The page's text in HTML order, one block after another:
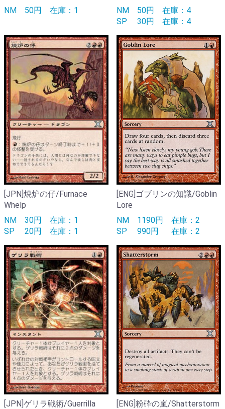
NM 50円 在庫：1
NM 50円 在庫：4
SP
30円 在庫：4
[JPN]焼炉の仔/Furnace
Whelp
NM 30円 在庫：1
SP
20円 在庫：1
[ENG]ゴブリンの知識/Goblin
Lore
NM 1190円 在庫：2
SP
990円 在庫：2
[JPN]ゲリラ戦術/Guerrilla
[ENG]粉砕の嵐/Shatterstorm